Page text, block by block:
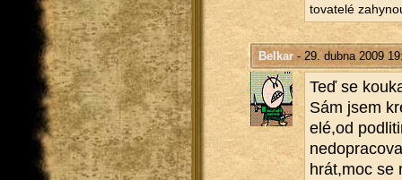
to­va­te­lé
Belkar- 29. dubna 2009
Teď se
Sám jsem
elé,od
hrát,moc se